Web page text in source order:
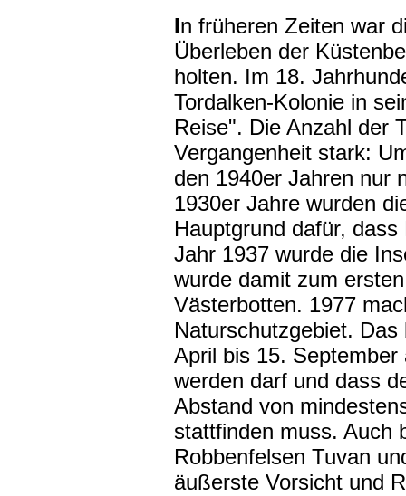
In früheren Zeiten war
Überleben der
holten. Im 18.
Tordalken-Kolonie in
Reise". Die Anzahl der
Vergangenheit stark:
den 1940er Jahren nur
1930er Jahre wurden
Hauptgrund dafür,
Jahr 1937 wurde die
wurde damit zum
Västerbotten. 1977
Naturschutzgebiet.
April bis 15.
werden darf und dass
Abstand von
stattfinden muss. Auch
Robbenfelsen Tuvan
äußerste Vorsicht und